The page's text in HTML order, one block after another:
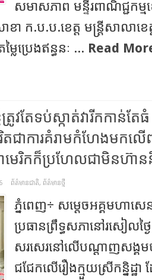
សមាសភាព មន្ទីរពាណិជ្ជកម្មខ
ា ក.ប.ប.ខេត្ត មន្ត្រីសាលាខេ
ៃប្រេងឥន្ធនៈ ... Read
រូវតែទប់ស្កាត់វារីកកាន់តែធំ
ជាការគំរាមកំហែងមកលើ
េរិកក៏ប្រហែលជាមិនហ៊ាន
ព័ត៌មានជាតិ, ព័ត៌មានថ្មី
ភ្នំពេញ÷ សម្តេចអគ្គមហាស
ប្រធានព្រឹទ្ធសភានៅរសៀលថ្ង
សរសេរនៅលើបណ្ដាញសង្គមថា
ជជែកលើរឿងក្មួយស្រីកន្និដ្